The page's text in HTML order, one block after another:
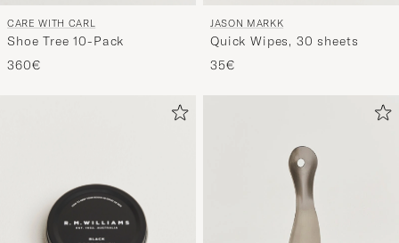
CARE WITH CARL
Shoe Tree 10-Pack
360€
JASON MARKK
Quick Wipes, 30 sheets
35€